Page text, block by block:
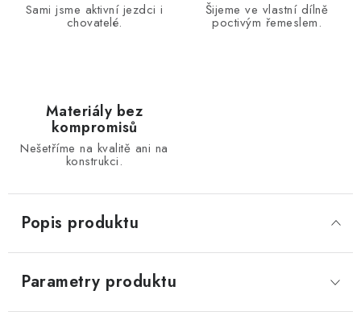
Sami jsme aktivní jezdci i
chovatelé.
Šijeme ve vlastní dílně
poctivým řemeslem.
Materiály bez
kompromisů
Nešetříme na kvalitě ani na
konstrukci.
Popis produktu
Parametry produktu